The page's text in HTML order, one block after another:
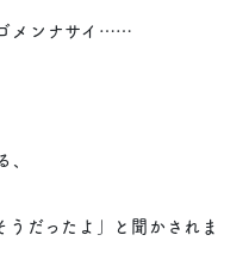
メンナサイ……
うだったよ」と聞かされま